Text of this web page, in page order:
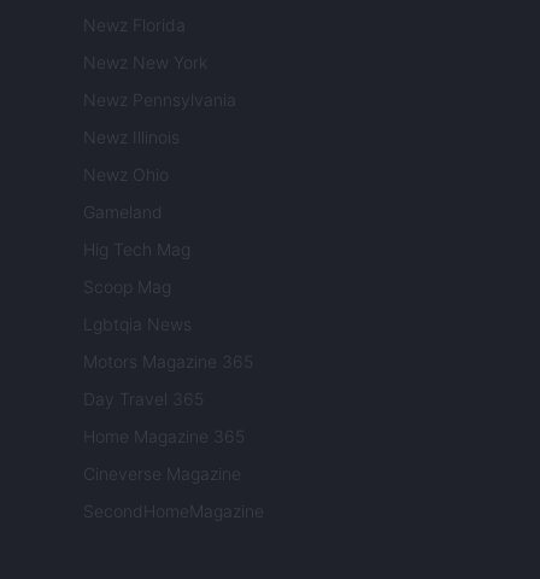
Newz Florida
Newz New York
Newz Pennsylvania
Newz Illinois
Newz Ohio
Gameland
Hig Tech Mag
Scoop Mag
Lgbtqia News
Motors Magazine 365
Day Travel 365
Home Magazine 365
Cineverse Magazine
SecondHomeMagazine